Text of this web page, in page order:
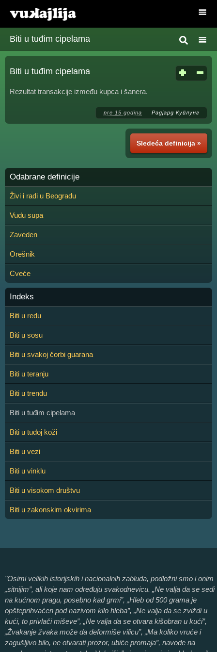
Biti u tuđim cipelama
Biti u tuđim cipelama
Rezultat transakcije između kupca i šanera.
pre 15 godina Радјард Куплунг
Sledeća definicija »
Odabrane definicije
Živi i radi u Beogradu
Vudu supa
Zaveden
Orešnik
Cveće
Indeks
Biti u redu
Biti u sosu
Biti u svakoj čorbi guarana
Biti u teranju
Biti u trendu
Biti u tuđim cipelama
Biti u tuđoj koži
Biti u vezi
Biti u vinklu
Biti u visokom društvu
Biti u zakonskim okvirima
"Osimi velikih istorijskih i nacionalnih zabluda, podložni smo i onim
„sitnijim”, ali koje nam određuju svakodnevicu. „Ne valja da se sedi
na kućnom pragu, posebno kad grmi”, „Hleb od 500 grama je
opšteprihvaćen pod nazivom kilo hleba”, „Ne valja da se zviždi u
kući, to privlači miševe”, „Ne valja da se otvara kišobran u kući”,
„Žvakanje žvaka može da deformiše vilicu”, „Ma koliko vruće i
zagušljivo bilo, ne otvarati prozor, ubiće promaja”, navode na